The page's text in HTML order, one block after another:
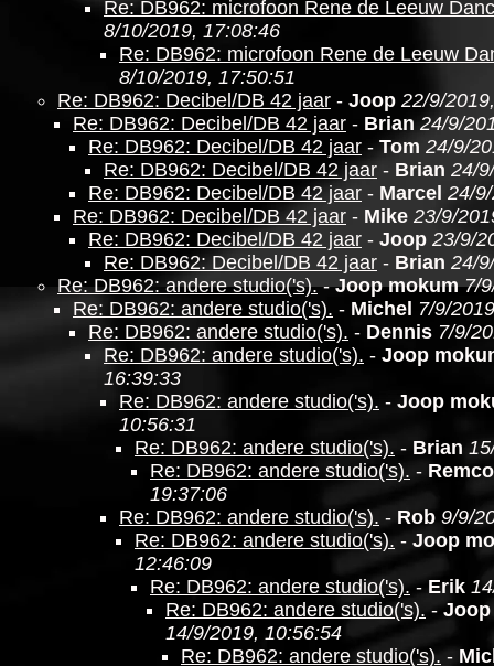
Re: DB962: microfoon Rene de Leeuw
8/10/2019, 17:08:46
Re: DB962: microfoon Rene de Leeuw
8/10/2019, 17:50:51
Re: DB962: Decibel/DB 42 jaar - Joop 22/9/
Re: DB962: Decibel/DB 42 jaar - Brian 24/9/
Re: DB962: Decibel/DB 42 jaar - Tom 24/9/
Re: DB962: Decibel/DB 42 jaar - Brian 24/
Re: DB962: Decibel/DB 42 jaar - Marcel 24/
Re: DB962: Decibel/DB 42 jaar - Mike 23/9/
Re: DB962: Decibel/DB 42 jaar - Joop 23/9/
Re: DB962: Decibel/DB 42 jaar - Brian 24/
Re: DB962: andere studio('s).-Joop mokum 7/
Re: DB962: andere studio('s). - Michel 7/9/
Re: DB962: andere studio('s). - Dennis 7/9/
Re: DB962: andere studio('s). - Joop
16:39:33
Re: DB962: andere studio('s). - Joop
10:56:31
Re: DB962: andere studio('s). - Brian
Re: DB962: andere studio('s). - Remco
19:37:06
Re: DB962: andere studio('s). - Rob 9/9/
Re: DB962: andere studio('s). - Joop
12:46:09
Re: DB962: andere studio('s). - Erik
Re: DB962: andere studio('s). -
14/9/2019, 10:56:54
Re: DB962: andere studio('s). -